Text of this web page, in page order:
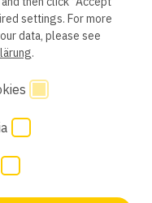
Consent
system
Conduct
settings. For more
data, please see
.